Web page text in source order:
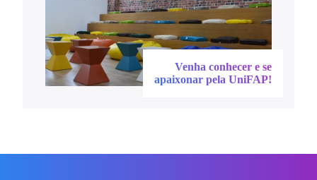
Venha conhecer e se
apaixonar pela UniFAP!